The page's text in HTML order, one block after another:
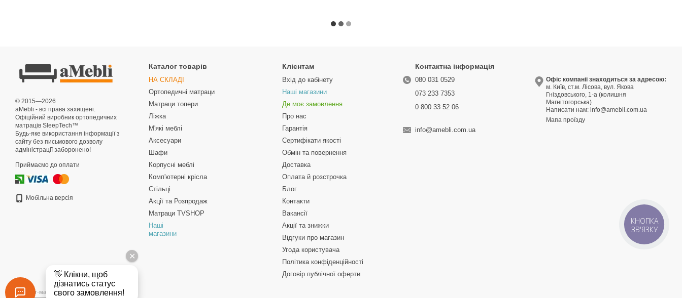
© 2015—2026
aMebli - всі права захищені.
Офіційний виробник ортопедичних
матраців SleepTech™
Будь-яке використання інформації з
сайту без письмового дозволу
адміністрації заборонено!
Приймаємо до оплати
Мобільна версія
Інтернет-магазин створений з Хорошоп
Каталог товарів
НА СКЛАДІ
Ортопедичні матраци
Матраци топери
Ліжка
М'які меблі
Аксесуари
Шафи
Корпусні меблі
Комп'ютерні крісла
Стільці
Акції та Розпродаж
Матраци TVSHOP
Наші
магазини
Клієнтам
Вхід до кабінету
Наші магазини
Де моє замовлення
Про нас
Гарантія
Сертифікати якості
Обмін та повернення
Доставка
Оплата й розстрочка
Блог
Контакти
Вакансії
Акції та знижки
Відгуки про магазин
Угода користувача
Політика конфіденційності
Договір публічної оферти
Контактна інформація
080 031 0529
073 233 7353
0 800 33 52 06
info@amebli.com.ua
Офіс компанії знаходиться за адресою:
м. Київ, ст.м. Лісова, вул. Якова
Гніздовського, 1-а (колишня
Магнітогорська)
Написати нам:info@amebli.com.ua
Мапа проїзду
КНОПКА
ЗВ'ЯЗКУ